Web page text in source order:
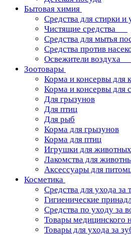
Бытовая химия
Средства для стирки и
Чистящие средства
Средства для мытья
Средства против
Освежители воздуха
Зоотовары
Корма и консервы для
Корма и консервы для
Для грызунов
Для птиц
Для рыб
Корма для грызунов
Корма для птиц
Игрушки для животных
Лакомства для
Аксессуары для
Косметика
Средства для ухода за
Гигиенические
Средства по уходу за
Товары медицинского
Товары для ухода за